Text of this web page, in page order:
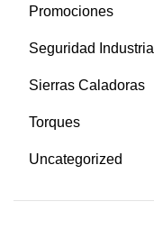
Promociones
Seguridad Industrial
Sierras Caladoras
Torques
Uncategorized